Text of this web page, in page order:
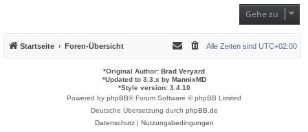
Gehe zu
Startseite Foren-Übersicht Alle Zeiten sind UTC+02:00
*Original Author: Brad Veryard
*Updated to 3.3.x by MannixMD
*Style version: 3.4.10
Powered by phpBB® Forum Software © phpBB Limited
Deutsche Übersetzung durch phpBB.de
Datenschutz| Nutzungsbedingungen